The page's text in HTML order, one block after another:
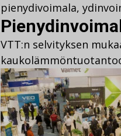
pienydivoimala,
VTT:n selvityksen